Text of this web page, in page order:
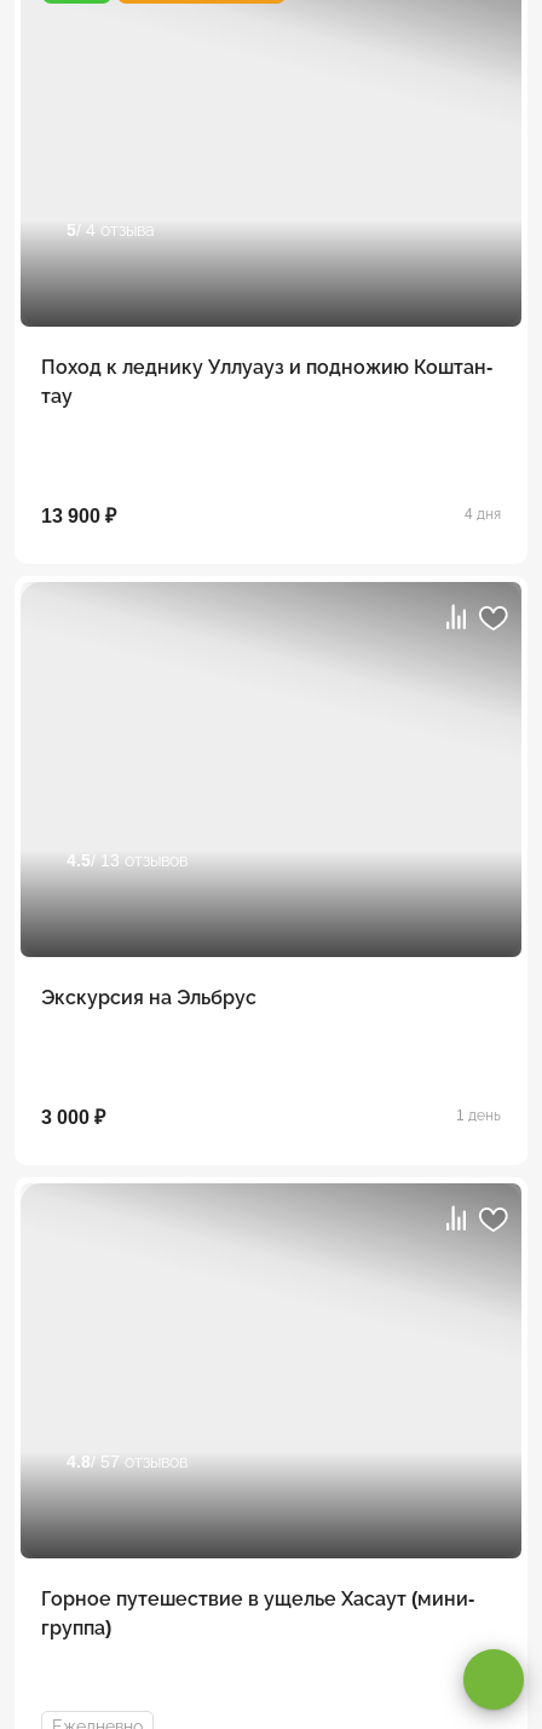
5/ 4 отзыва
Поход к леднику Уллуауз и подножию Коштан-
тау
13 900 ₽ 4 дня
4.5/ 13 отзывов
Экскурсия на Эльбрус
3 000 ₽ 1 день
4.8/ 57 отзывов
Горное путешествие в ущелье Хасаут (мини-
группа)
Оставаясь на сайте, вы даете
согласие на обработку cookie и
персональных данных